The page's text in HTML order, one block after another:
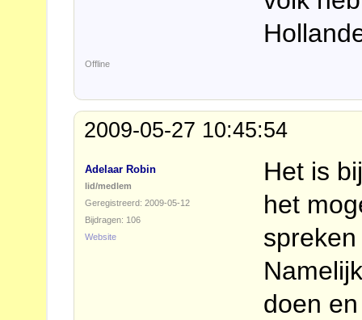
Offline
2009-05-27 10:45:54
Adelaar Robin
lid/medlem
Geregistreerd: 2009-05-12
Bijdragen: 106
Website
Het is
het
doen